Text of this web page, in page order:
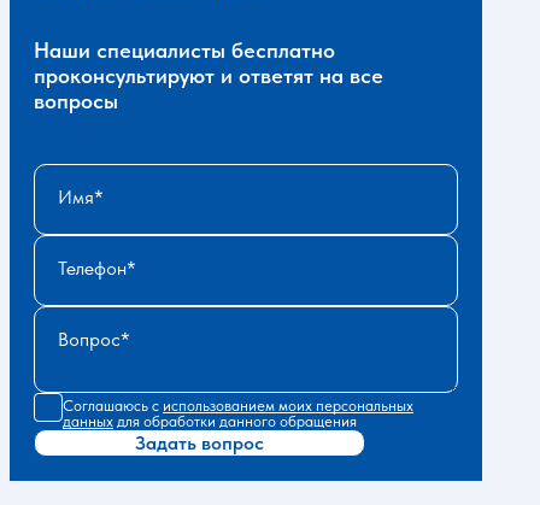
Наши специалисты бесплатно
проконсультируют и ответят на все
вопросы
Имя
Телефон
Вопрос
Соглашаюсь с использованием моих персональных
данных для обработки данного обращения
Задать вопрос